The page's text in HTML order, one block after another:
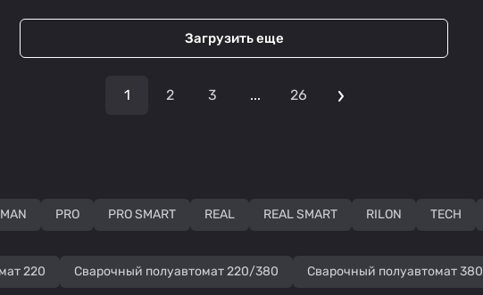
Загрузить еще
1 2 3 ... 26
PRO PRO SMART REAL REAL SMART RILON TECH
220 Сварочный полуавтомат 220/380 Сварочный полуавтомат 380